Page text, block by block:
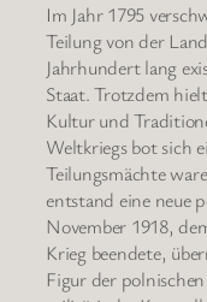
Im Jahr 1795
Teilung von der
Jahrhundert lang
Staat. Trotzdem
Kultur und
Weltkriegs bot sich
Teilungsmächte
entstand eine neue
November 1918,
Krieg beendete,
Figur der